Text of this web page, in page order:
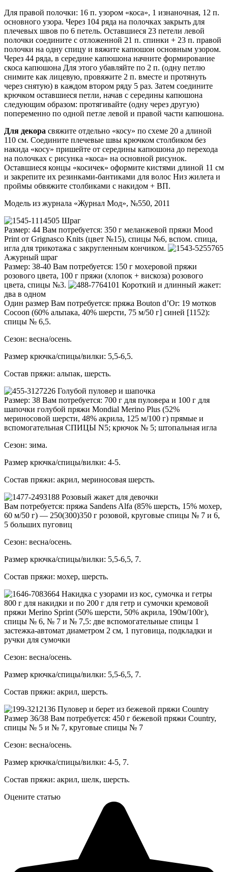
Для правой полочки: 16 п. узором «коса», 1 изнаночная, 12 п.
основного узора. Через 104 ряда на полочках закрыть для
плечевых швов по 6 петель. Оставшиеся 23 петели левой
полочки соедините с отложенной 21 п. спинки + 23 п. правой
полочки на одну спицу и вяжите капюшон основным узором.
Через 44 ряда, в середине капюшона начните формирование
скоса капюшона Для этого убавляйте по 2 п. (одну петлю
снимите как лицевую, провяжите 2 п. вместе и протянуть
через снятую) в каждом втором ряду 5 раз. Затем соедините
крючком оставшиеся петли, начав с середины капюшона
следующим образом: протягивайте (одну через другую)
попеременно по одной петле левой и правой части капюшона.
Для декора свяжите отдельно «косу» по схеме 20 а длиной
110 см. Соедините плечевые швы крючком столбиком без
накида «косу» пришейте от середины капюшона до перехода
на полочках с рисунка «коса» на основной рисунок.
Оставшиеся концы «косичек» оформите кистями длиной 11 см
и закрепите их резинками-бантиками для волос Низ жилета и
проймы обвяжите столбиками с накидом + ВП.
Модель из журнала «Журнал Мод», №550, 2011
Шраг
Размер: 44 Вам потребуется: 350 г меланжевой пряжи Mood
Print от Grignasco Knits (цвет №15), спицы №6, вспом. спица,
игла для трикотажа с закругленным кончиком.
Ажурный шраг
Размер: 38-40 Вам потребуется: 150 г мохеровой пряжи
розового цвета, 100 г пряжи (хлопок + вискоза) розового
цвета, спицы №3.
Короткий и длинный жакет:
два в одном
Один размер Вам потребуется: пряжа Bouton d’Or: 19 мотков
Cocoon (60% альпака, 40% шерсти, 75 м/50 г] синей [1152):
спицы № 6,5.
Сезон: весна/осень.
Размер крючка/спицы/вилки: 5,5-6,5.
Состав пряжи: альпак, шерсть.
Голубой пуловер и шапочка
Размер: 38 Вам потребуется: 700 г для пуловера и 100 г для
шапочки голубой пряжи Mondial Merino Plus (52%
мериносовой шерсти, 48% акрила, 125 м/100 г) прямые и
вспомогательная СПИЦЫ N5; крючок № 5; штопальная игла
Сезон: зима.
Размер крючка/спицы/вилки: 4-5.
Состав пряжи: акрил, мериносовая шерсть.
Розовый жакет для девочки
Вам потребуется: пряжа Sandens Alfa (85% шерсть, 15% мохер,
60 м/50 г) — 250(300)350 г розовой, круговые спицы № 7 и 6,
5 больших пуговиц
Сезон: весна/осень.
Размер крючка/спицы/вилки: 5,5-6,5, 7.
Состав пряжи: мохер, шерсть.
Накидка с узорами из кос, сумочка и гетры
800 г для накидки и по 200 г для гетр и сумочки кремовой
пряжи Merino Sprint (50% шерсти, 50% акрила, 190м/100г),
спицы № 6, № 7 и № 7,5: две вспомогательные спицы 1
застежка-автомат диаметром 2 см, 1 пуговица, подкладки и
ручки для сумочки
Сезон: весна/осень.
Размер крючка/спицы/вилки: 5,5-6,5, 7.
Состав пряжи: акрил, шерсть.
Пуловер и берет из бежевой пряжи Country
Размер 36/38 Вам потребуется: 450 г бежевой пряжи Country,
спицы № 5 и № 7, круговые спицы № 7
Сезон: весна/осень.
Размер крючка/спицы/вилки: 4-5, 7.
Состав пряжи: акрил, шелк, шерсть.
Оцените статью